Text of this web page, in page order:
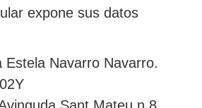
expone sus datos
Estela Navarro Navarro.